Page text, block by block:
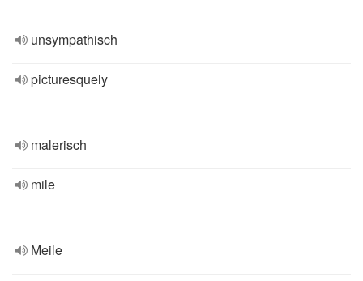
unsympathisch
picturesquely
malerisch
mile
Meile